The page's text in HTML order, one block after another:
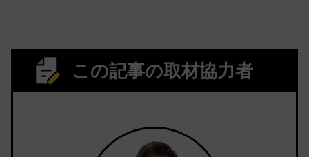
この記事の取材協力者